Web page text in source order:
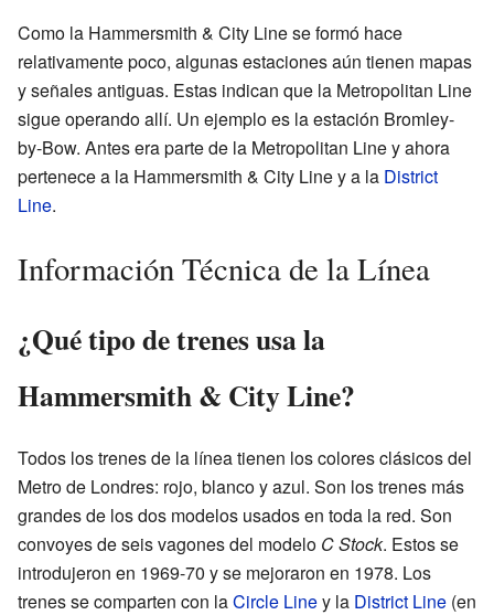
Como la Hammersmith & City Line se formó hace
relativamente poco, algunas estaciones aún tienen mapas
y señales antiguas. Estas indican que la Metropolitan Line
sigue operando allí. Un ejemplo es la estación Bromley-
by-Bow. Antes era parte de la Metropolitan Line y ahora
pertenece a la Hammersmith & City Line y a la District
Line.
Información Técnica de la Línea
¿Qué tipo de trenes usa la
Hammersmith & City Line?
Todos los trenes de la línea tienen los colores clásicos del
Metro de Londres: rojo, blanco y azul. Son los trenes más
grandes de los dos modelos usados en toda la red. Son
convoyes de seis vagones del modelo C Stock. Estos se
introdujeron en 1969-70 y se mejoraron en 1978. Los
trenes se comparten con laCircle Liney la District Line (en